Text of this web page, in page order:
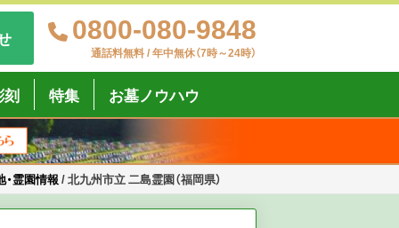
0800-080-9848
通話料無料 / 年中無休（7時～24時）
刻 特集 お墓ノウハウ
・霊園情報 /北九州市立 二島霊園（福岡県）